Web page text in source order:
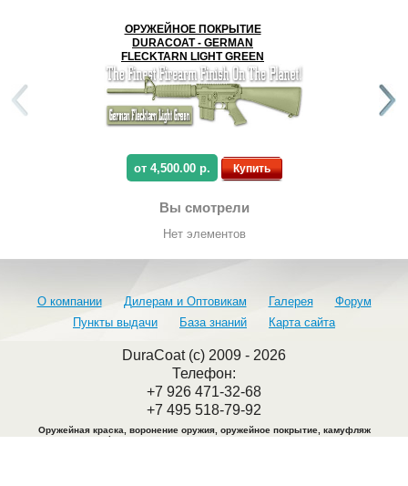
ОРУЖЕЙНОЕ ПОКРЫТИЕ
DURACOAT - GERMAN
FLECKTARN LIGHT GREEN
от 4,500.00 р. Купить
Вы смотрели
Нет элементов
О компании Дилерам и Оптовикам Галерея
Форум
Пункты выдачи
База знаний Карта сайта
DuraCoat (c) 2009 - 2026
Телефон:
+7 926 471-32-68
+7 495 518-79-92
Оружейная краска, воронение оружия, оружейное покрытие, камуфляж
оружия, камуфляжная краска, воронение металла, покраска оружия.